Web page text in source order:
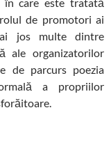
de promotori ai
jos multe dintre
ale organizatorilor
de parcurs poezia
a propriilor